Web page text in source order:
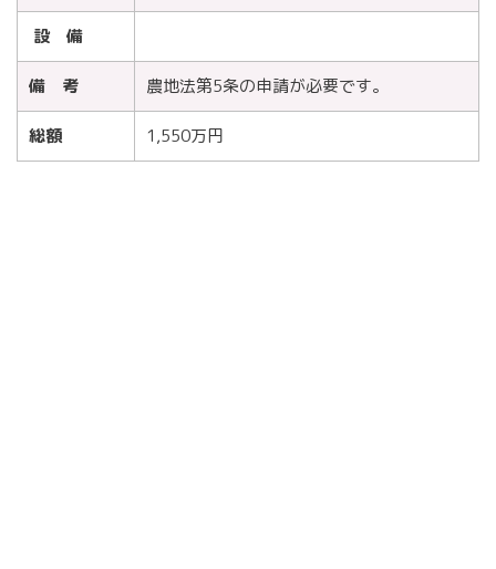
設 備
備 考 農地法第5条の申請が必要です。
総額 1,550万円